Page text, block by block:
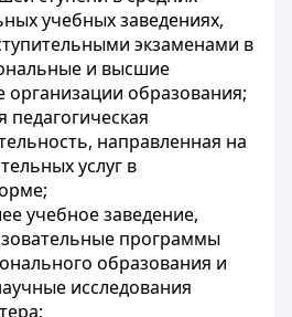
учебных заведениях,
экзаменами в
и высшие
образования;
педагогическая
направленная на
услуг в
учебное заведение,
программы
образования и
исследования